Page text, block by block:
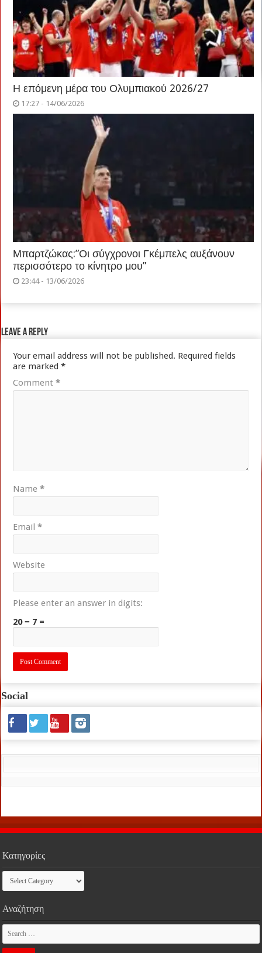
Η επόμενη μέρα του Ολυμπιακού 2026/27
17:27 - 14/06/2026
Μπαρτζώκας:”Οι σύγχρονοι Γκέμπελς αυξάνουν
περισσότερο το κίνητρο μου”
23:44 - 13/06/2026
Leave a Reply
Your email address will not be published. Required fields
are marked*
Comment*
Name*
Email*
Website
Please enter an answer in digits:
20 − 7 =
Social
Κατηγορίες
Κατηγορίες
Αναζήτηση